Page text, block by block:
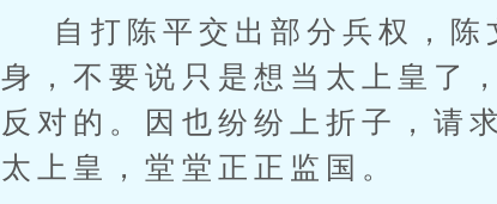
自打陈平交出部分兵权，陈
身，不要说只是想当太上皇了
反对的。因也纷纷上折子，请
太上皇，堂堂正正监国。